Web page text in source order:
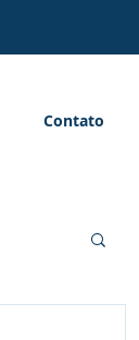
Contato